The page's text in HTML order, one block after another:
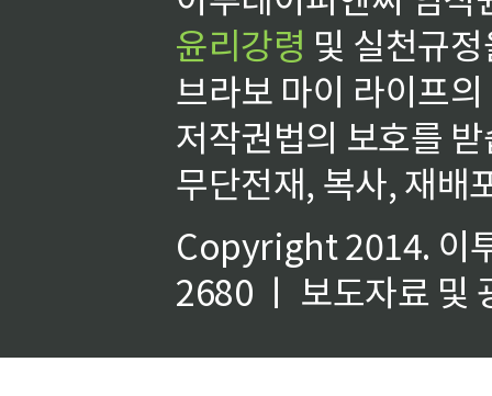
윤리강령 및 실천규
브라보 마이 라이프
저작권법의 보호를
무단전재, 복사, 재배
Copyright 2014. 이
2680 ㅣ 보도자료